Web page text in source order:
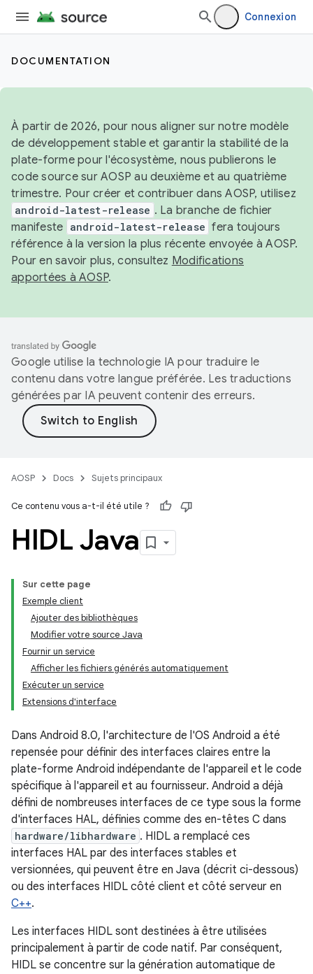
Connexion
DOCUMENTATION
À partir de 2026, pour nous aligner sur notre modèle
de développement stable et garantir la stabilité de la
plate-forme pour l'écosystème, nous publierons le
code source sur AOSP au deuxième et au quatrième
trimestre. Pour créer et contribuer dans AOSP, utilisez
android-latest-release . La branche de fichier
manifeste android-latest-release fera toujours
référence à la version la plus récente envoyée à AOSP.
Pour en savoir plus, consultez Modifications
apportées à AOSP.
Google utilise la technologie IA pour traduire le
contenu dans votre langue préférée. Les traductions
générées par IA peuvent contenir des erreurs.
AOSP Docs Sujets principaux
Ce contenu vous a-t-il été utile ?
HIDL Java
Sur cette page
Exemple client
Ajouter des bibliothèques
Modifier votre source Java
Fournir un service
Afficher les fichiers générés automatiquement
Exécuter un service
Extensions d'interface
Dans Android 8.0, l'architecture de l'OS Android a été
repensée pour définir des interfaces claires entre la
plate-forme Android indépendante de l'appareil et le code
spécifique à l'appareil et au fournisseur. Android a déjà
défini de nombreuses interfaces de ce type sous la forme
d'interfaces HAL, définies comme des en-têtes C dans
hardware/libhardware . HIDL a remplacé ces
interfaces HAL par des interfaces stables et
versionnées, qui peuvent être en Java (décrit ci-dessous)
ou des interfaces HIDL côté client et côté serveur en
C++.
Les interfaces HIDL sont destinées à être utilisées
principalement à partir de code natif. Par conséquent,
HIDL se concentre sur la génération automatique de